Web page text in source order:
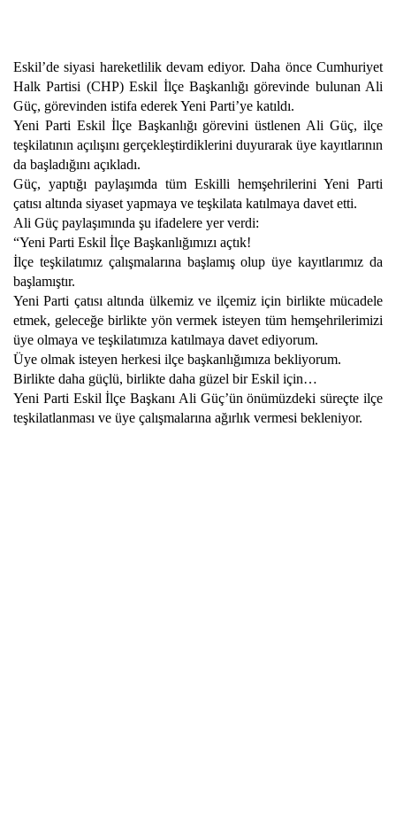
Eskil’de siyasi hareketlilik devam ediyor. Daha önce Cumhuriyet
Halk Partisi (CHP) Eskil İlçe Başkanlığı görevinde bulunan Ali
Güç, görevinden istifa ederek Yeni Parti’ye katıldı.
Yeni Parti Eskil İlçe Başkanlığı görevini üstlenen Ali Güç, ilçe
teşkilatının açılışını gerçekleştirdiklerini duyurarak üye kayıtlarının
da başladığını açıkladı.
Güç, yaptığı paylaşımda tüm Eskilli hemşehrilerini Yeni Parti
çatısı altında siyaset yapmaya ve teşkilata katılmaya davet etti.
Ali Güç paylaşımında şu ifadelere yer verdi:
“Yeni Parti Eskil İlçe Başkanlığımızı açtık!
İlçe teşkilatımız çalışmalarına başlamış olup üye kayıtlarımız da
başlamıştır.
Yeni Parti çatısı altında ülkemiz ve ilçemiz için birlikte mücadele
etmek, geleceğe birlikte yön vermek isteyen tüm hemşehrilerimizi
üye olmaya ve teşkilatımıza katılmaya davet ediyorum.
Üye olmak isteyen herkesi ilçe başkanlığımıza bekliyorum.
Birlikte daha güçlü, birlikte daha güzel bir Eskil için…
Yeni Parti Eskil İlçe Başkanı Ali Güç’ün önümüzdeki süreçte ilçe
teşkilatlanması ve üye çalışmalarına ağırlık vermesi bekleniyor.